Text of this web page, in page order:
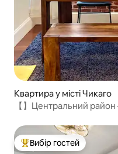
Квартира у місті Чикаго
【】Центральний
Топ вибір гостей
Вибір гостей